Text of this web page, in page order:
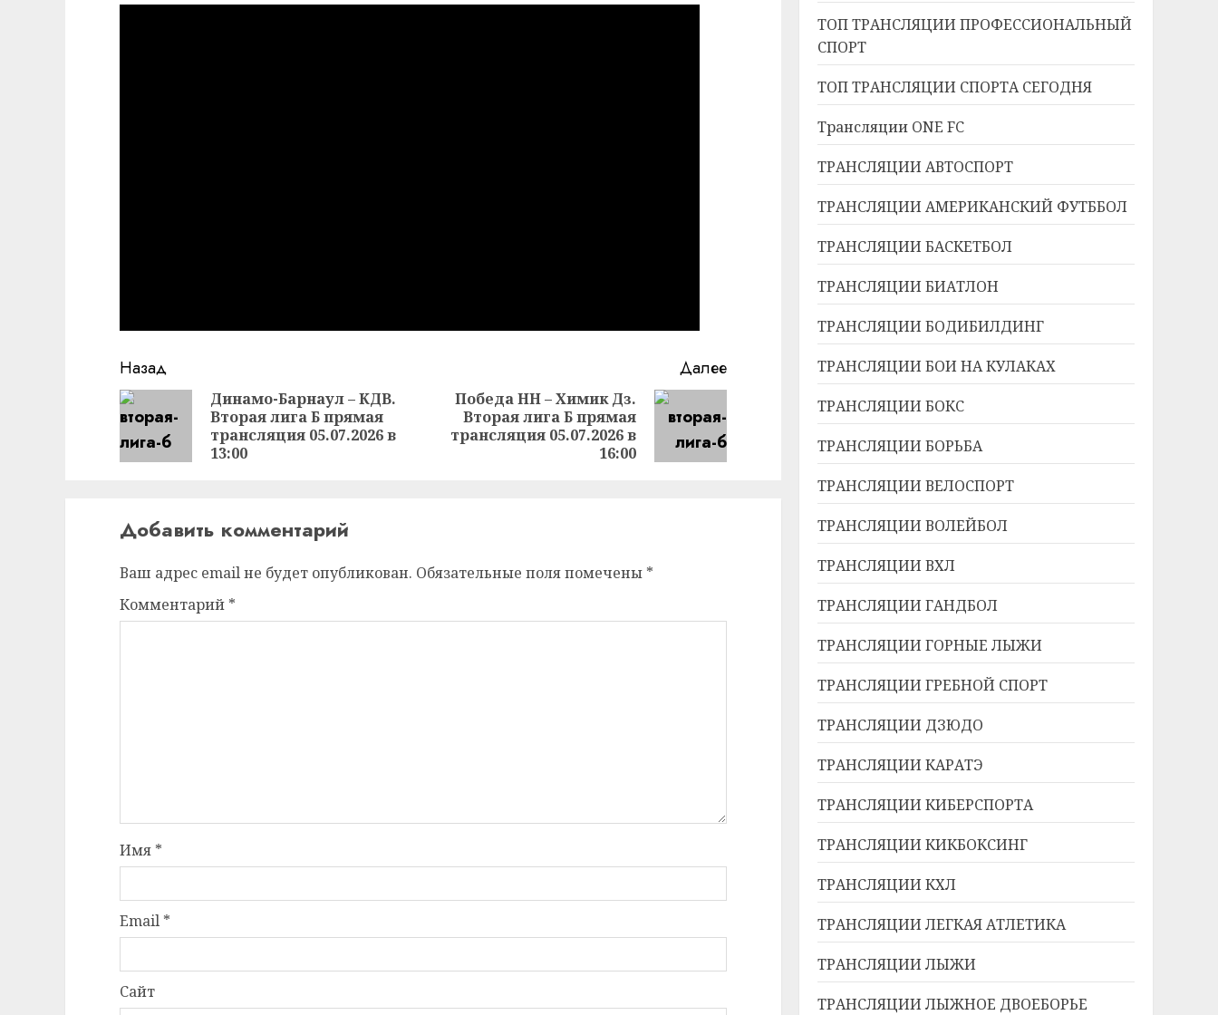
Продолжить
чтение
Назад
Предыдущая
запись:
Динамо-Барнаул – КДВ.
Вторая лига Б прямая
трансляция 05.07.2026 в
13:00
Далее
Следующая
запись:
Победа НН – Химик Дз.
Вторая лига Б прямая
трансляция 05.07.2026 в
16:00
Добавить комментарий
Ваш адрес email не будет опубликован. Обязательные поля помечены *
Комментарий *
Имя *
Email *
Сайт
ТОП ТРАНСЛЯЦИИ ПРОФЕССИОНАЛЬНЫЙ
СПОРТ
ТОП ТРАНСЛЯЦИИ СПОРТА СЕГОДНЯ
Трансляции ONE FC
ТРАНСЛЯЦИИ АВТОСПОРТ
ТРАНСЛЯЦИИ АМЕРИКАНСКИЙ ФУТББОЛ
ТРАНСЛЯЦИИ БАСКЕТБОЛ
ТРАНСЛЯЦИИ БИАТЛОН
ТРАНСЛЯЦИИ БОДИБИЛДИНГ
ТРАНСЛЯЦИИ БОИ НА КУЛАКАХ
ТРАНСЛЯЦИИ БОКС
ТРАНСЛЯЦИИ БОРЬБА
ТРАНСЛЯЦИИ ВЕЛОСПОРТ
ТРАНСЛЯЦИИ ВОЛЕЙБОЛ
ТРАНСЛЯЦИИ ВХЛ
ТРАНСЛЯЦИИ ГАНДБОЛ
ТРАНСЛЯЦИИ ГОРНЫЕ ЛЫЖИ
ТРАНСЛЯЦИИ ГРЕБНОЙ СПОРТ
ТРАНСЛЯЦИИ ДЗЮДО
ТРАНСЛЯЦИИ КАРАТЭ
ТРАНСЛЯЦИИ КИБЕРСПОРТА
ТРАНСЛЯЦИИ КИКБОКСИНГ
ТРАНСЛЯЦИИ КХЛ
ТРАНСЛЯЦИИ ЛЕГКАЯ АТЛЕТИКА
ТРАНСЛЯЦИИ ЛЫЖИ
ТРАНСЛЯЦИИ ЛЫЖНОЕ ДВОЕБОРЬЕ